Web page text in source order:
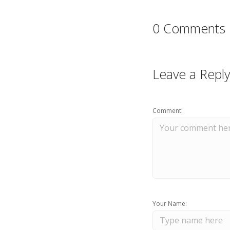
0 Comments
Leave a Reply
Comment:
Your Name: